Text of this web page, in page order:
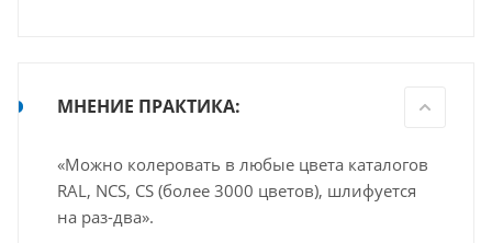
МНЕНИЕ ПРАКТИКА:
«Можно колеровать в любые цвета каталогов
RAL, NCS, CS (более 3000 цветов), шлифуется
на раз-два».